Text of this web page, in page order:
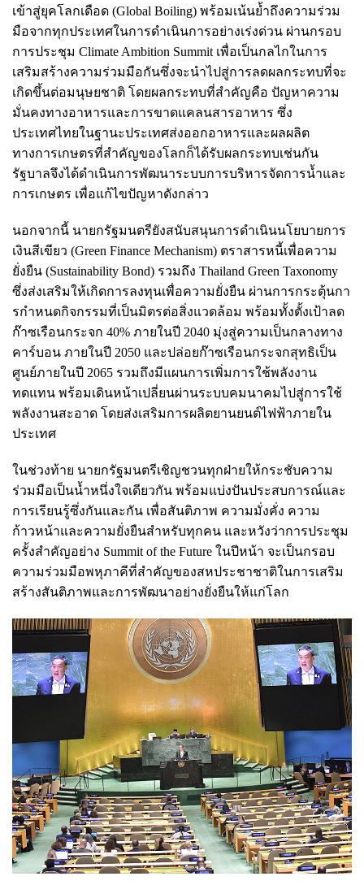
เข้าสู่ยุคโลกเดือด (Global Boiling) พร้อมเน้นย้ำถึงความร่วม
มือจากทุกประเทศในการดำเนินการอย่างเร่งด่วน ผ่านกรอบ
การประชุม Climate Ambition Summit เพื่อเป็นกลไกในการ
เสริมสร้างความร่วมมือกันซึ่งจะนำไปสู่การลดผลกระทบที่จะ
เกิดขึ้นต่อมนุษยชาติ โดยผลกระทบที่สำคัญคือ ปัญหาความ
มั่นคงทางอาหารและการขาดแคลนสารอาหาร ซึ่ง
ประเทศไทยในฐานะประเทศส่งออกอาหารและผลผลิต
ทางการเกษตรที่สำคัญของโลกก็ได้รับผลกระทบเช่นกัน
รัฐบาลจึงได้ดำเนินการพัฒนาระบบการบริหารจัดการน้ำและ
การเกษตร เพื่อแก้ไขปัญหาดังกล่าว
นอกจากนี้ นายกรัฐมนตรียังสนับสนุนการดำเนินนโยบายการ
เงินสีเขียว (Green Finance Mechanism) ตราสารหนี้เพื่อความ
ยั่งยืน (Sustainability Bond) รวมถึง Thailand Green Taxonomy
ซึ่งส่งเสริมให้เกิดการลงทุนเพื่อความยั่งยืน ผ่านการกระตุ้นกา
รกำหนดกิจกรรมที่เป็นมิตรต่อสิ่งแวดล้อม พร้อมทั้งตั้งเป้าลด
ก๊าซเรือนกระจก 40% ภายในปี 2040 มุ่งสู่ความเป็นกลางทาง
คาร์บอน ภายในปี 2050 และปล่อยก๊าซเรือนกระจกสุทธิเป็น
ศูนย์ภายในปี 2065 รวมถึงมีแผนการเพิ่มการใช้พลังงาน
ทดแทน พร้อมเดินหน้าเปลี่ยนผ่านระบบคมนาคมไปสู่การใช้
พลังงานสะอาด โดยส่งเสริมการผลิตยานยนต์ไฟฟ้าภายใน
ประเทศ
ในช่วงท้าย นายกรัฐมนตรีเชิญชวนทุกฝ่ายให้กระชับความ
ร่วมมือเป็นน้ำหนึ่งใจเดียวกัน พร้อมแบ่งปันประสบการณ์และ
การเรียนรู้ซึ่งกันและกัน เพื่อสันติภาพ ความมั่งคั่ง ความ
ก้าวหน้าและความยั่งยืนสำหรับทุกคน และหวังว่าการประชุม
ครั้งสำคัญอย่าง Summit of the Future ในปีหน้า จะเป็นกรอบ
ความร่วมมือพหุภาคีที่สำคัญของสหประชาชาติในการเสริม
สร้างสันติภาพและการพัฒนาอย่างยั่งยืนให้แก่โลก